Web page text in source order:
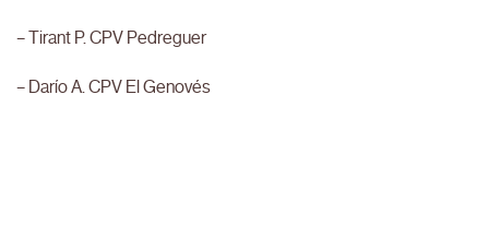
– Tirant P. CPV Pedreguer
– Darío A. CPV El Genovés